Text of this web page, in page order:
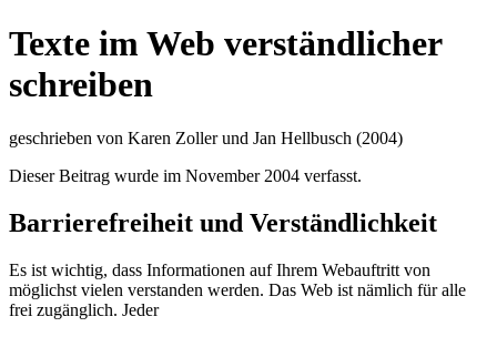
Texte im Web verständlicher
schreiben
geschrieben von Karen Zoller und Jan Hellbusch (2004)
Dieser Beitrag wurde im November 2004 verfasst.
Barrierefreiheit und Verständlichkeit
Es ist wichtig, dass Informationen auf Ihrem Webauftritt von
möglichst vielen verstanden werden. Das Web ist nämlich für alle
frei zugänglich. Jeder